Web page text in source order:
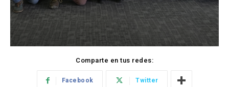
Comparte en tus redes:
Facebook Twitter